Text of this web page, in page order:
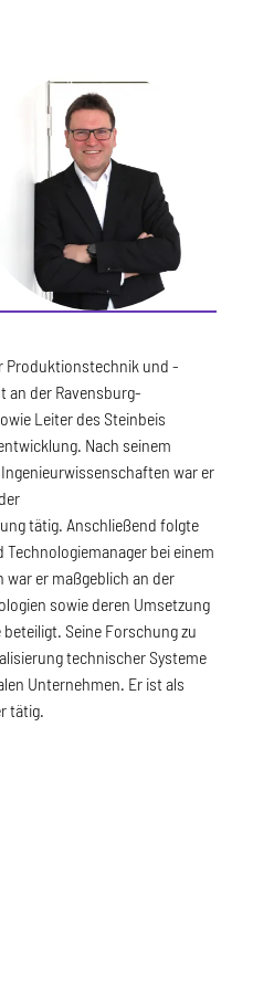
Produktionstechnik und -
an der Ravensburg-
Leiter des Steinbeis
Nach seinem
war er
tätig. Anschließend folgte
bei einem
er maßgeblich an der
sowie deren Umsetzung
Seine Forschung zu
technischer Systeme
Unternehmen. Er ist als
tätig.